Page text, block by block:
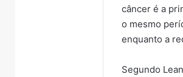
câncer é a
o mesmo
enquanto a
Segundo